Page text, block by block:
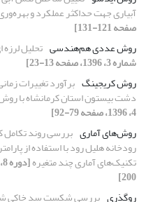
آبیاری جهت حداکثر عملکرد و
صفحه 121-131]
روش عددی هم‌هندسی تحلیل
شماره 3، 1396، صفحه 13-23]
روش کریجینگ برآورد تغییرات
دشت بیستون استان کرمانشاه با
4، 1396، صفحه 79-92]
روش‌های آماری بررسی روند
رودخانه هلیل رود با استفاده از
تکنیک‌های آماری چند متغیره
200]
روگذری بررسی شکست سد خاکی